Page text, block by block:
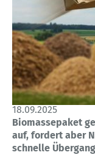
18.09.2025
Biomassepaket
auf, fordert aber
schnelle